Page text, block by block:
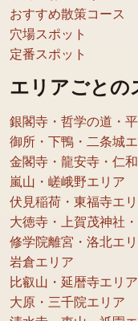
おすすめ散策コース
穴場スポット
定番スポット
エリアごとの
銀閣寺・哲学の道・
御所・下鴨・二条城
金閣寺・龍安寺・仁
嵐山・嵯峨野エリア
伏見稲荷・東福寺エ
大徳寺・上賀茂神社
修学院離宮・洛北エ
岩倉エリア
比叡山・延暦寺エリア
大原・三千院エリア